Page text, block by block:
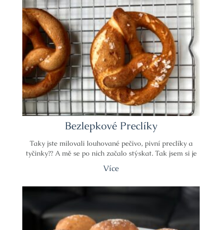
Bezlepkové Preclíky
Taky jste milovali louhované pečivo, pivní preclíky a
tyčinky?? A mě se po nich začalo stýskat. Tak jsem si je
Více